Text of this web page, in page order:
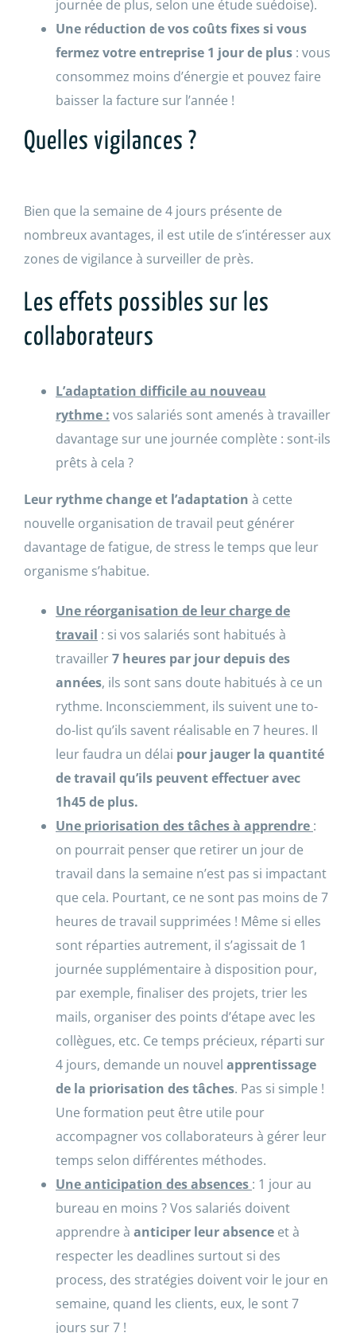
journée de plus, selon une étude suédoise).
Une réduction devos coûts fixes si vous
fermez votre entreprise 1 jour de plus: vous
consommez moins d’énergie et pouvez faire
baisser la facture sur l’année !
Quelles vigilances ?
Bien que la semaine de 4 jours présente de
nombreux avantages, il est utile de s’intéresser aux
zones de vigilance à surveiller de près.
Les effets possibles sur les
collaborateurs
L’adaptation difficile au nouveau
rythme : vos salariés sont amenés à travailler
davantage sur une journée complète : sont-ils
prêts à cela ?
Leur rythme change et l’adaptation à cette
nouvelle organisation de travail peut générer
davantage de fatigue, de stress le temps que leur
organisme s’habitue.
Une réorganisation de leur charge de
travail : si vos salariés sont habitués à
travailler7 heures par jour depuis des
années, ils sont sans doute habitués à ce un
rythme. Inconsciemment, ils suivent une to-
do-list qu’ils savent réalisable en 7 heures. Il
leur faudra un délai pour jauger la quantité
de travail qu’ils peuvent effectuer avec
1h45 de plus.
Une priorisation des tâches à apprendre :
on pourrait penser que retirer un jour de
travail dans la semaine n’est pas si impactant
que cela. Pourtant, ce ne sont pas moins de 7
heures de travail supprimées ! Même si elles
sont réparties autrement, il s’agissait de 1
journée supplémentaire à disposition pour,
par exemple, finaliser des projets, trier les
mails, organiser des points d’étape avec les
collègues, etc. Ce temps précieux, réparti sur
4 jours, demande un nouvel apprentissage
de la priorisation des tâches. Pas si simple !
Une formation peut être utile pour
accompagner vos collaborateurs à gérer leur
temps selon différentes méthodes.
Une anticipation des absences : 1 jour au
bureau en moins ? Vos salariés doivent
apprendre à anticiper leur absenceet à
respecter les deadlines surtout si des
process, des stratégies doivent voir le jour en
semaine, quand les clients, eux, le sont 7
jours sur 7 !